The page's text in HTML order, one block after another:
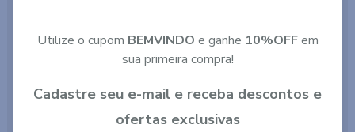
Utilize o cupom BEMVINDO e ganhe 10%OFFem
sua primeira compra!
Cadastre seu e-mail e receba descontos e
ofertas exclusivas